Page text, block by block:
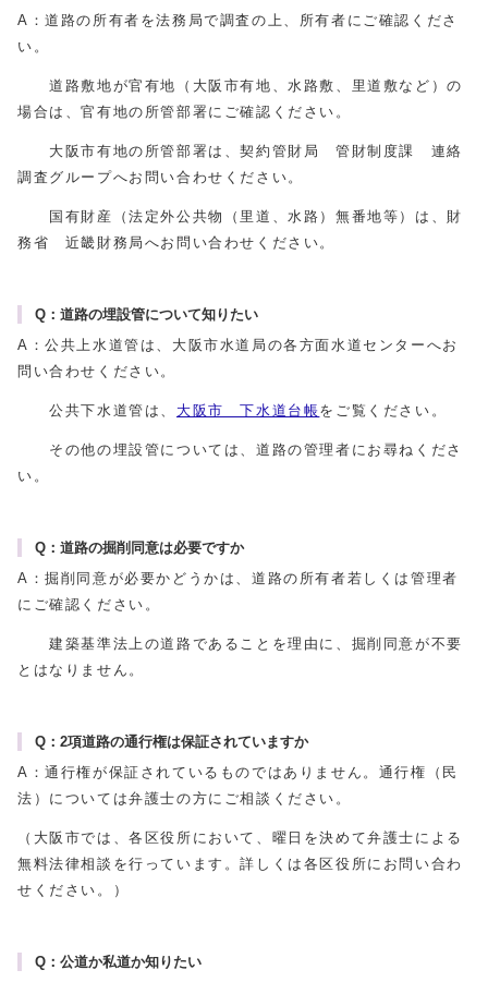
A：道路の所有者を法務局で調査の上、所有者にご確認くださ
い。
道路敷地が官有地（大阪市有地、水路敷、里道敷など）の
場合は、官有地の所管部署にご確認ください。
大阪市有地の所管部署は、契約管財局 管財制度課 連絡
調査グループへお問い合わせください。
国有財産（法定外公共物（里道、水路）無番地等）は、財
務省 近畿財務局へお問い合わせください。
Q：道路の埋設管について知りたい
A：公共上水道管は、大阪市水道局の各方面水道センターへお
問い合わせください。
公共下水道管は、 大阪市 下水道台帳をご覧ください。
その他の埋設管については、道路の管理者にお尋ねくださ
い。
Q：道路の掘削同意は必要ですか
A：掘削同意が必要かどうかは、道路の所有者若しくは管理者
にご確認ください。
建築基準法上の道路であることを理由に、掘削同意が不要
とはなりません。
Q：2項道路の通行権は保証されていますか
A：通行権が保証されているものではありません。通行権（民
法）については弁護士の方にご相談ください。
（大阪市では、各区役所において、曜日を決めて弁護士による
無料法律相談を行っています。詳しくは各区役所にお問い合わ
せください。）
Q：公道か私道か知りたい